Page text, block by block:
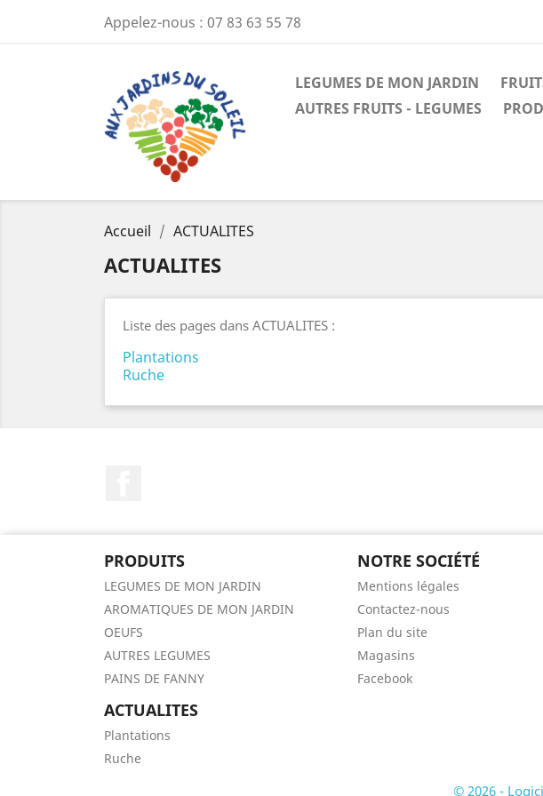
Appelez-nous : 07 83 63 55 78
LEGUMES DE MON JARDIN
AUTRES FRUITS - LEGUMES
Accueil ACTUALITES
ACTUALITES
Liste des pages dans ACTUALITES :
Plantations
Ruche
PRODUITS
LEGUMES DE MON JARDIN
AROMATIQUES DE MON JARDIN
OEUFS
AUTRES LEGUMES
PAINS DE FANNY
NOTRE SOCIÉTÉ
Mentions légales
Contactez-nous
Plan du site
Magasins
Facebook
ACTUALITES
Plantations
Ruche
© 2026 -